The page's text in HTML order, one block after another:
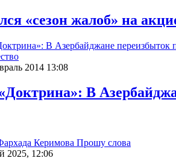
«сезон жалоб» на
2014 13:08
В
Прошу слова
2025, 12:06